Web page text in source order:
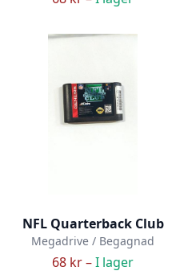
NFL Quarterback Club
Megadrive / Begagnad
68 kr –I lager